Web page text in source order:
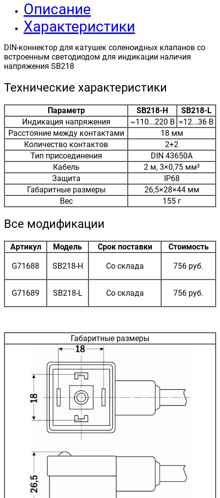
Описание
Характеристики
DIN-коннектор для катушек соленоидных клапанов со
встроенным светодиодом для индикации наличия
напряжения SB218
Технические характеристики
Параметр SB218-H
SB218-L
Индикация напряжения
~110...220 В =12...36 В
Расстояние между контактами
18 мм
Количество контактов
2+2
Тип присоединения
DIN 43650A
Кабель
2 м, 3×0,75 мм²
Защита
IP68
Габаритные размеры
26,5×28×44 мм
Вес
155 г
Все модификации
Артикул Модель Срок поставки Стоимость
G71688 SB218-H Со склада 756 руб.
G71689 SB218-L Со склада 756 руб.
Габаритные размеры